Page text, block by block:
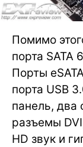
Помимо
порта SATA
Порты
порта USB
панель, два
разъемы
HD звук и